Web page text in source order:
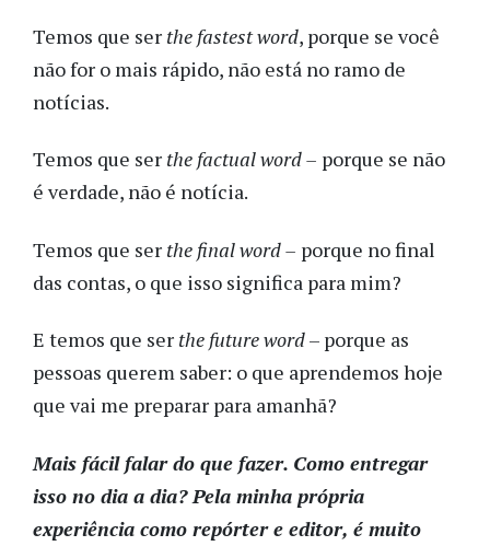
Temos que ser the fastest word, porque se você
não for o mais rápido, não está no ramo de
notícias.
Temos que ser the factual word – porque se não
é verdade, não é notícia.
Temos que ser the final word – porque no final
das contas, o que isso significa para mim?
E temos que ser the future word– porque as
pessoas querem saber: o que aprendemos hoje
que vai me preparar para amanhã?
Mais fácil falar do que fazer. Como entregar
isso no dia a dia? Pela minha própria
experiência como repórter e editor, é muito